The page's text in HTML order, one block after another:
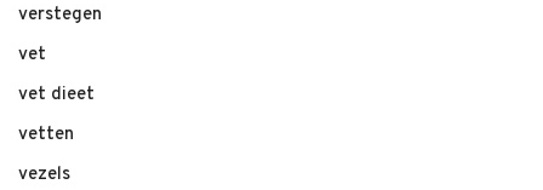
verstegen
vet
vet dieet
vetten
vezels